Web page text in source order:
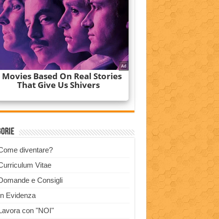
diventare?
Vitae
e Consigli
Evidenza
con "NOI"